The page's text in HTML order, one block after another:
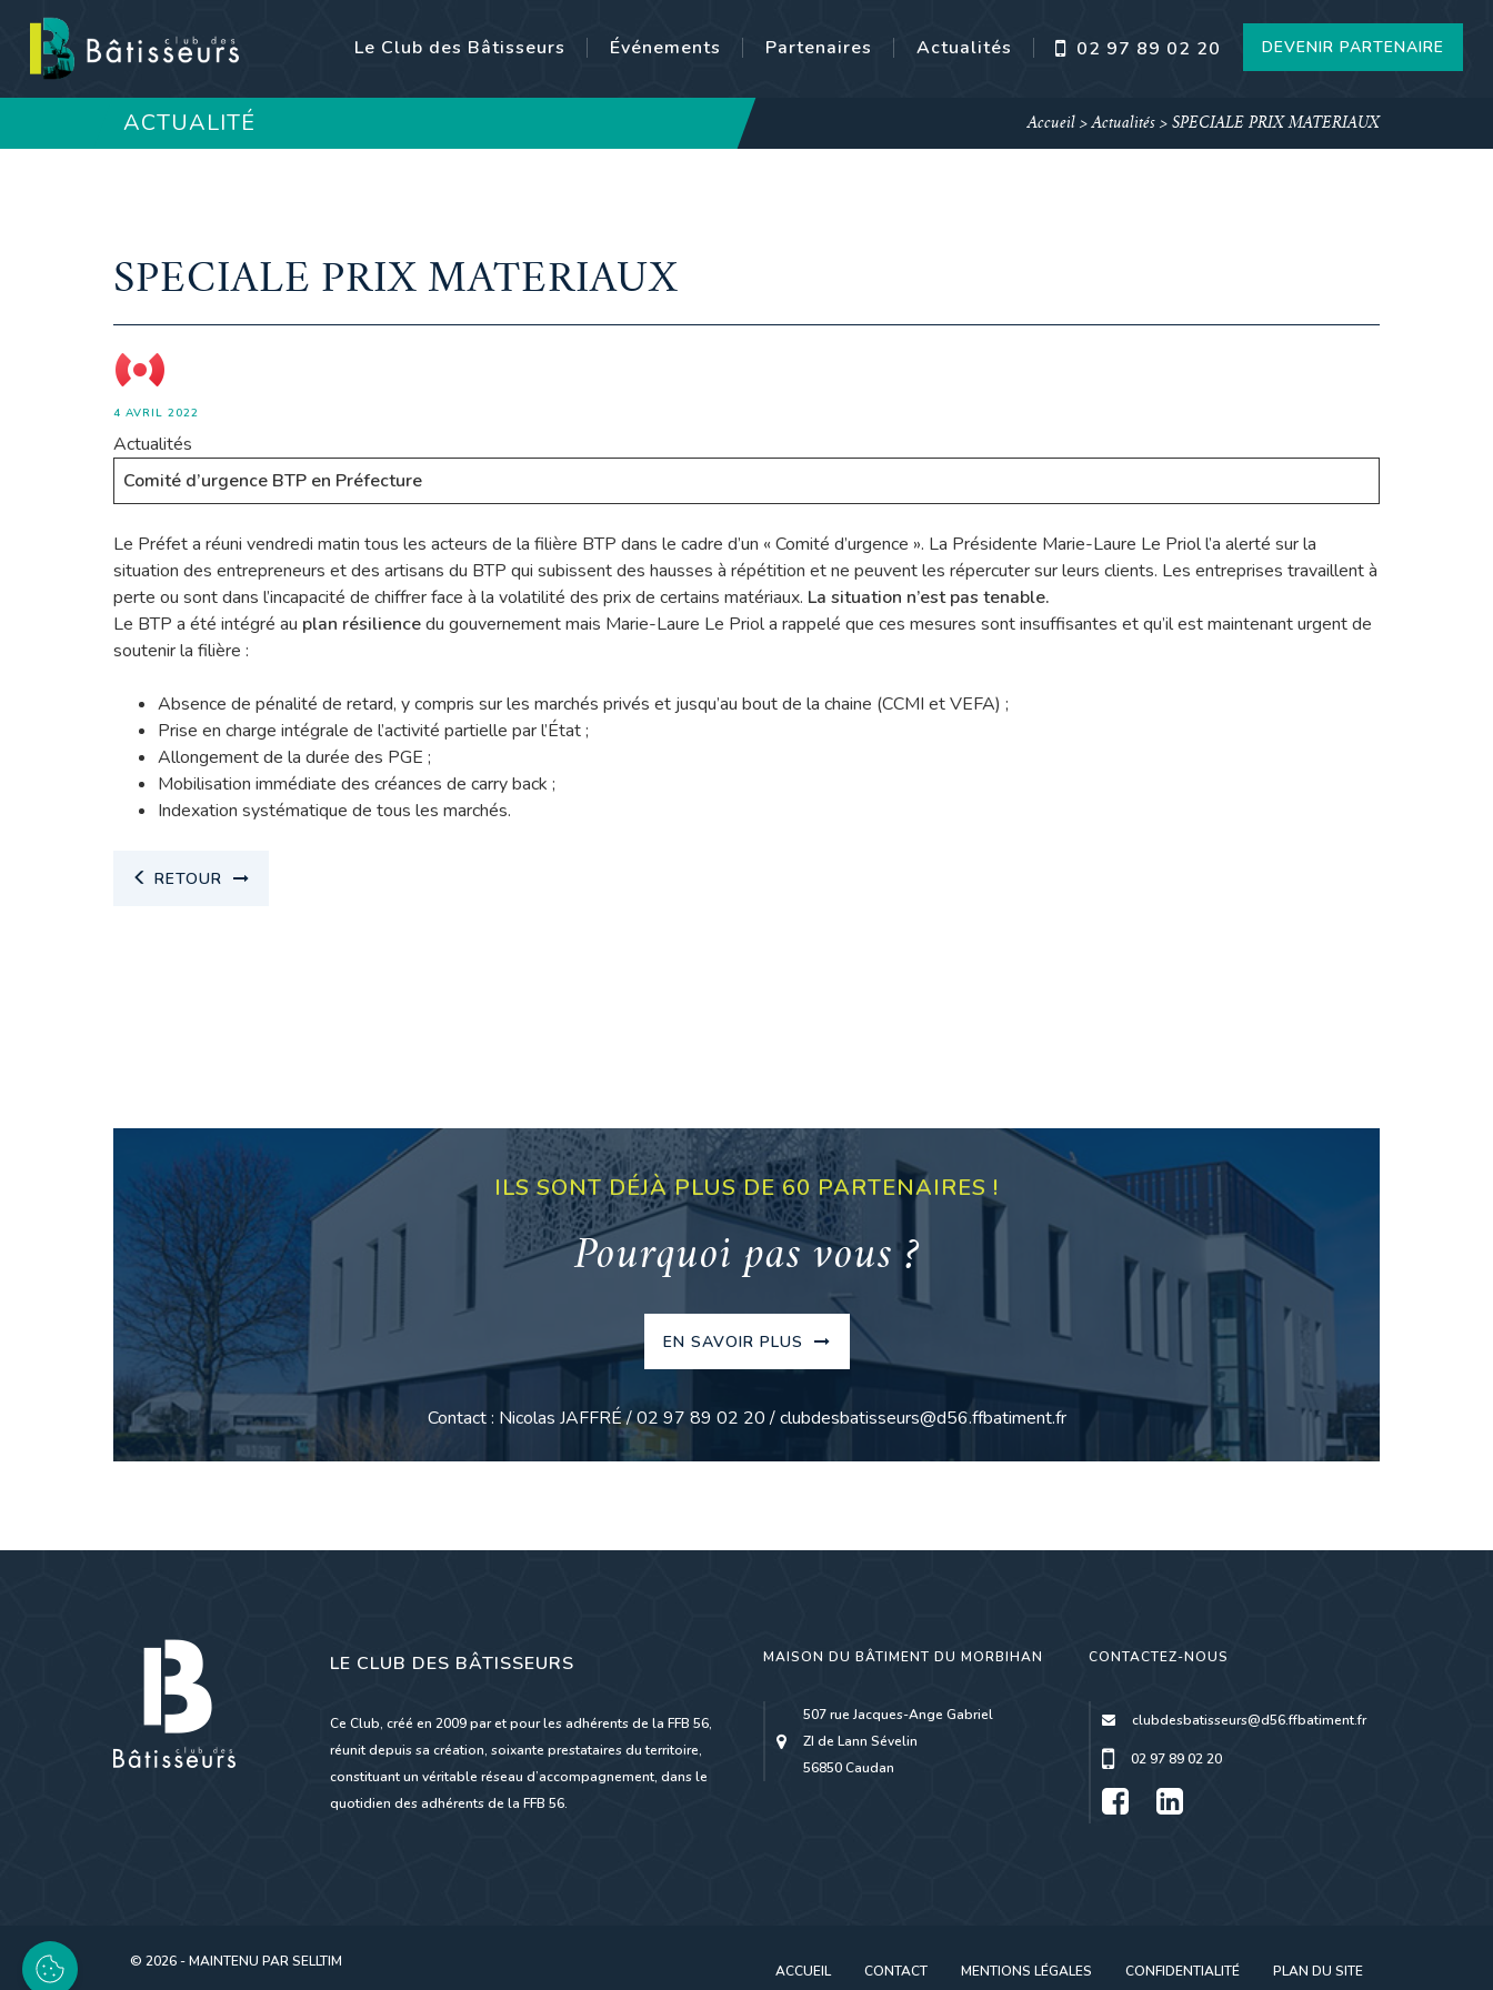
Le Club des Bâtisseurs Événements Partenaires Actualités 02 97 89 02 20 DEVENIR PARTENAIRE
ACTUALITÉ Accueil >Actualités > SPECIALE PRIX MATERIAUX
SPECIALE PRIX MATERIAUX
4 AVRIL 2022
Actualités
Comité d’urgence BTP en Préfecture
Le Préfet a réuni vendredi matin tous les acteurs de la filière BTP dans le cadre d’un « Comité d’urgence ». La Présidente Marie-Laure Le Priol l’a alerté sur la
situation des entrepreneurs et des artisans du BTP qui subissent des hausses à répétition et ne peuvent les répercuter sur leurs clients. Les entreprises travaillent à
perte ou sont dans l’incapacité de chiffrer face à la volatilité des prix de certains matériaux. La situation n’est pas tenable.
Le BTP a été intégré au plan résiliencedu gouvernement mais Marie-Laure Le Priol a rappelé que ces mesures sont insuffisantes et qu’il est maintenant urgent de
soutenir la filière :
Absence de pénalité de retard, y compris sur les marchés privés et jusqu’au bout de la chaine (CCMI et VEFA) ;
Prise en charge intégrale de l’activité partielle par l’État ;
Allongement de la durée des PGE ;
Mobilisation immédiate des créances de carry back ;
Indexation systématique de tous les marchés.
RETOUR
ILS SONT DÉJÀ PLUS DE 60 PARTENAIRES !
Pourquoi pas vous ?
EN SAVOIR PLUS
Contact : Nicolas JAFFRÉ / 02 97 89 02 20 / clubdesbatisseurs@d56.ffbatiment.fr
LE CLUB DES BÂTISSEURS
Ce Club, créé en 2009 par et pour les adhérents de la FFB 56,
réunit depuis sa création, soixante prestataires du territoire,
constituant un véritable réseau d’accompagnement, dans le
quotidien des adhérents de la FFB 56.
MAISON DU BÂTIMENT DU MORBIHAN
507 rue Jacques-Ange Gabriel
ZI de Lann Sévelin
56850 Caudan
CONTACTEZ-NOUS
clubdesbatisseurs@d56.ffbatiment.fr
02 97 89 02 20
© 2026 - MAINTENU PARSELLTIM
ACCUEIL CONTACT MENTIONS LÉGALES CONFIDENTIALITÉ PLAN DU SITE